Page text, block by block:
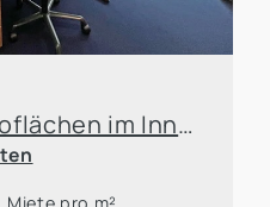
Hochwertige Büroflächen im InnovationsPark